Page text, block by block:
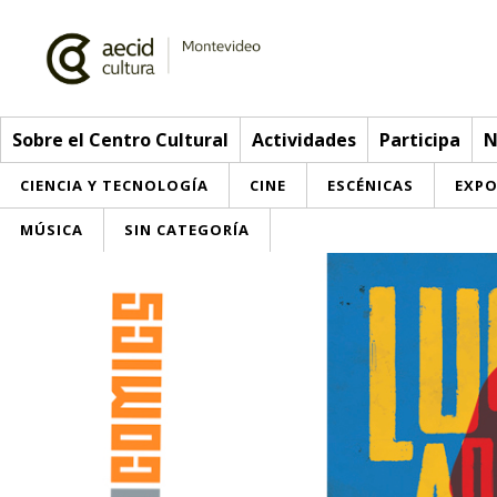
Sobre el Centro Cultural Actividades Participa
CIENCIA Y TECNOLOGÍA CINE ESCÉNICAS
MÚSICA SIN CATEGORÍA
Instalaciones
Actividades
> Go to Actividades
Inscriptions
Envíanos tu propuesta
Buzón de sugerencias
Convocatorias